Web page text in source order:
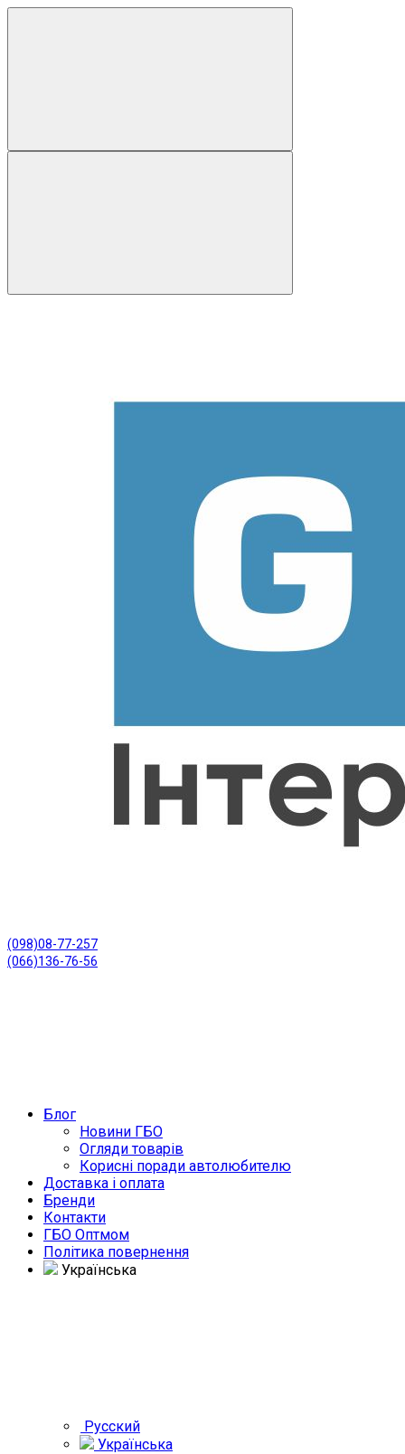
(098)08-77-257
(066)136-76-56
Блог
Новини ГБО
Огляди товарів
Корисні поради автолюбителю
Доставка і оплата
Бренди
Контакти
ГБО Оптмом
Політика повернення
Українська
Русский
Українська